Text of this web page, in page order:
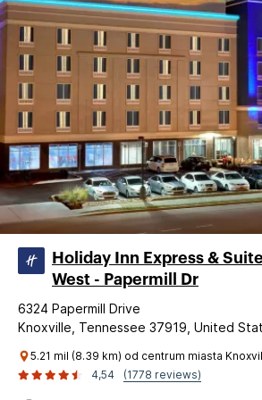
Holiday Inn Express &
West - Papermill Dr
6324 Papermill Drive
Knoxville, Tennessee 37919, United
5.21 mil (8.39 km) od centrum miasta
4,54
(1778 reviews)